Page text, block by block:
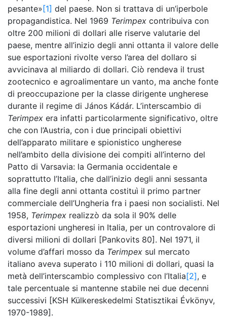
pesante» [1] del paese. Non si trattava di un’iperbole
propagandistica. Nel 1969 Terimpex contribuiva con
oltre 200 milioni di dollari alle riserve valutarie del
paese, mentre all’inizio degli anni ottanta il valore delle
sue esportazioni rivolte verso l’area del dollaro si
avvicinava al miliardo di dollari. Ciò rendeva il trust
zootecnico e agroalimentare un vanto, ma anche fonte
di preoccupazione per la classe dirigente ungherese
durante il regime di János Kádár. L’interscambio di
Terimpex era infatti particolarmente significativo, oltre
che con l’Austria, con i due principali obiettivi
dell’apparato militare e spionistico ungherese
nell’ambito della divisione dei compiti all’interno del
Patto di Varsavia: la Germania occidentale e
soprattutto l’Italia, che dall’inizio degli anni sessanta
alla fine degli anni ottanta costituì il primo partner
commerciale dell’Ungheria fra i paesi non socialisti. Nel
1958, Terimpex realizzò da sola il 90% delle
esportazioni ungheresi in Italia, per un controvalore di
diversi milioni di dollari [Pankovits 80]. Nel 1971, il
volume d’affari mosso da Terimpex sul mercato
italiano aveva superato i 110 milioni di dollari, quasi la
metà dell’interscambio complessivo con l’Italia[2], e
tale percentuale si mantenne stabile nei due decenni
successivi [KSH Külkereskedelmi Statisztikai Évkönyv,
1970-1989].